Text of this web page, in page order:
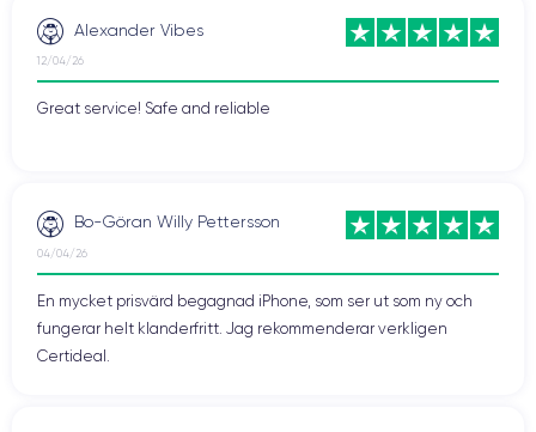
Alexander Vibes
12/04/26
Great service! Safe and reliable
Bo-Göran Willy Pettersson
04/04/26
En mycket prisvärd begagnad iPhone, som ser ut som ny och
fungerar helt klanderfritt. Jag rekommenderar verkligen
Certideal.